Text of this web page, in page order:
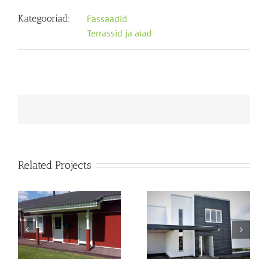
Kategooriad:
Fassaadid
Terrassid ja aiad
Related Projects